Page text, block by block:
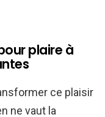
plaire à
ce plaisir
ne vaut la